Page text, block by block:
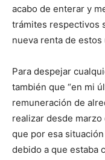
acabo de enterar y
trámites respectivos
nueva renta de estos
Para despejar
también que “en mi
remuneración de
realizar desde marzo
que por esa
debido a que estaba